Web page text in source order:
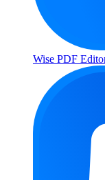
Wise PDF